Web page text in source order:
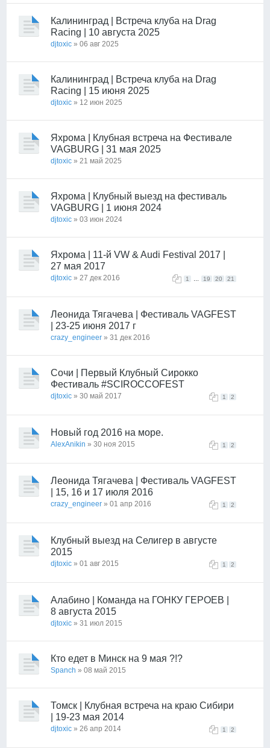
Калининград | Встреча клуба на Drag
Racing | 10 августа 2025
djtoxic » 06 авг 2025
Калининград | Встреча клуба на Drag
Racing | 15 июня 2025
djtoxic » 12 июн 2025
Яхрома | Клубная встреча на Фестивале
VAGBURG | 31 мая 2025
djtoxic » 21 май 2025
Яхрома | Клубный выезд на фестиваль
VAGBURG | 1 июня 2024
djtoxic » 03 июн 2024
Яхрома | 11-й VW & Audi Festival 2017 |
27 мая 2017
1 19 20 21
djtoxic » 27 дек 2016
Леонида Тягачева | Фестиваль VAGFEST
| 23-25 июня 2017 г
crazy_engineer » 31 дек 2016
Сочи | Первый Клубный Сирокко
Фестиваль #SCIROCCOFEST
1 2
djtoxic » 30 май 2017
Новый год 2016 на море.
1 2
AlexAnikin » 30 ноя 2015
Леонида Тягачева | Фестиваль VAGFEST
| 15, 16 и 17 июля 2016
1 2
crazy_engineer » 01 апр 2016
Клубный выезд на Селигер в августе
2015
1 2
djtoxic » 01 авг 2015
Алабино | Команда на ГОНКУ ГЕРОЕВ |
8 августа 2015
djtoxic » 31 июл 2015
Кто едет в Минск на 9 мая ?!?
Spanch » 08 май 2015
Томск | Клубная встреча на краю Сибири
| 19-23 мая 2014
1 2
djtoxic » 26 апр 2014